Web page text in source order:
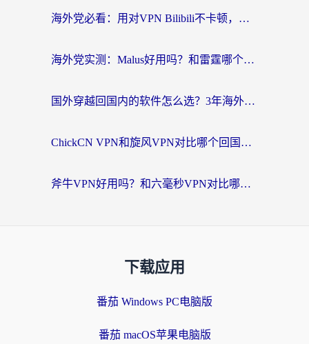
海外党必看：用对VPN Bilibili不卡顿，英国玩国内游戏也丝滑——2026回国加速器选择指南
海外党实测：Malus好用吗？和雷霆哪个好？+ 3款热门加速器深度对比
国外穿越回国内的软件怎么选？3年海外党亲测实用指南，告别地域限制
ChickCN VPN和旋风VPN对比哪个回国效果更好？海外党实测回国内网神器指南
斧牛VPN好用吗？和六毫秒VPN对比哪个回国效果更好？海外党亲测实用指南
下载应用
番茄 Windows PC电脑版
番茄 macOS苹果电脑版